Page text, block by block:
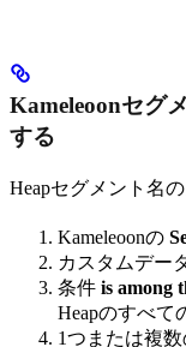
Kameleoonセグ
する
Heapセグメント名
Kameleoonの
カスタムデー
条件 is among
Heapのすべて
1つまたは複